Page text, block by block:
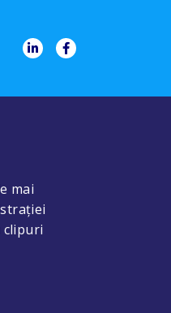
mai
clipuri